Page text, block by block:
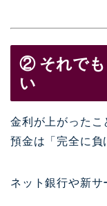
② それでも
い
金利が上がったこ
預金は「完全に負
ネット銀行や新サ